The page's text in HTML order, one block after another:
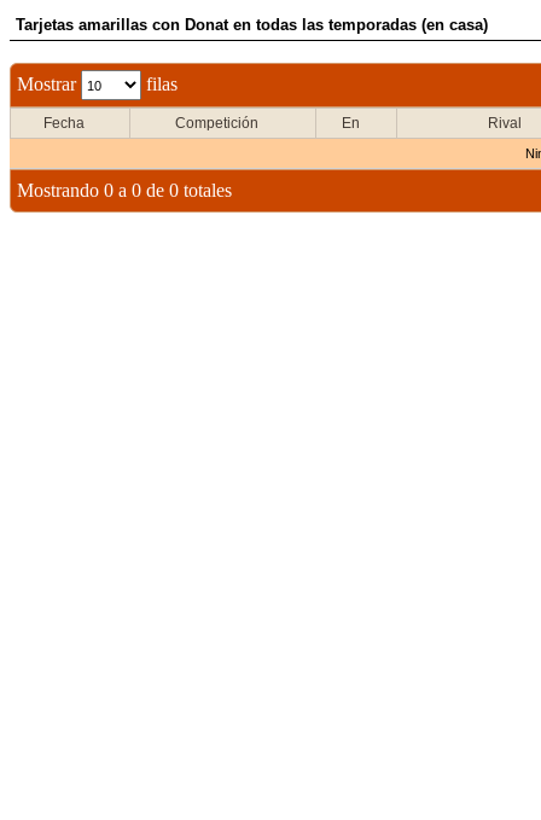
Tarjetas amarillas con Donat en todas las temporadas (en casa)
Mostrar filas
Fecha Competición En Rival
Mostrando 0 a 0 de 0 totales